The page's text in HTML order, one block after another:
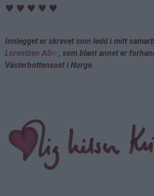
♥ ♥ ♥ ♥ ♥
Innlegget er skrevet som ledd i mitt
Lorentzen AS
, som blant annet er
Västerbottensost i Norge.